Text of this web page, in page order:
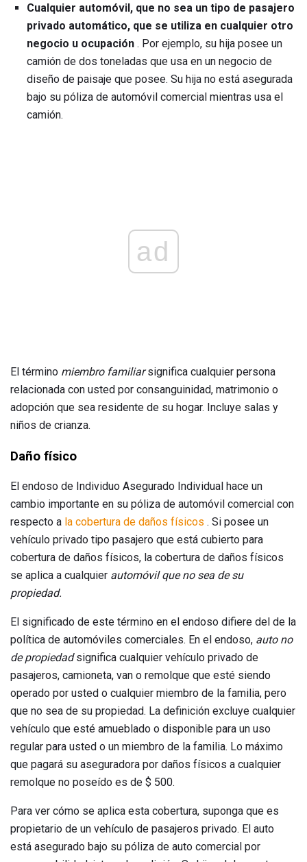
Cualquier automóvil, que no sea un tipo de pasajero
privado automático, que se utiliza en cualquier otro
negocio u ocupación . Por ejemplo, su hija posee un
camión de dos toneladas que usa en un negocio de
diseño de paisaje que posee. Su hija no está asegurada
bajo su póliza de automóvil comercial mientras usa el
camión.
ad
El término miembro familiarsignifica cualquier persona
relacionada con usted por consanguinidad, matrimonio o
adopción que sea residente de su hogar. Incluye salas y
niños de crianza.
Daño físico
El endoso de Individuo Asegurado Individual hace un
cambio importante en su póliza de automóvil comercial con
respecto a la cobertura de daños físicos . Si posee un
vehículo privado tipo pasajero que está cubierto para
cobertura de daños físicos, la cobertura de daños físicos
se aplica a cualquier automóvil que no sea de su
propiedad.
El significado de este término en el endoso difiere del de la
política de automóviles comerciales. En el endoso, auto no
de propiedadsignifica cualquier vehículo privado de
pasajeros, camioneta, van o remolque que esté siendo
operado por usted o cualquier miembro de la familia, pero
que no sea de su propiedad. La definición excluye cualquier
vehículo que esté amueblado o disponible para un uso
regular para usted o un miembro de la familia. Lo máximo
que pagará su aseguradora por daños físicos a cualquier
remolque no poseído es de $ 500.
Para ver cómo se aplica esta cobertura, suponga que es
propietario de un vehículo de pasajeros privado. El auto
está asegurado bajo su póliza de auto comercial por